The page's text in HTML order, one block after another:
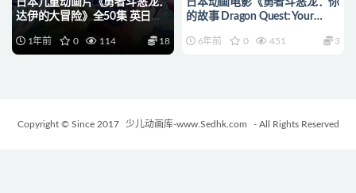
达伊的大冒险》全50集 英日双
语音轨+中英双字幕 官方纯净无
水印版 1080P/MKV/50.5G 动
1年前 0 114 18
的故事 Dragon Quest: Your
720P/MP4/2.12G 动画片勇者
6年前 0 451 3
Copyright © Since 2017 少儿动画库-www.Sedhk.com - All Rights Reserved